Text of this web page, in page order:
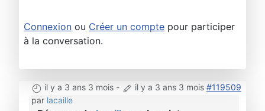
Connexion ou Créer un compte pour participer
à la conversation.
il y a 3 ans 3 mois - il y a 3 ans 3 mois #119509
par lacaille